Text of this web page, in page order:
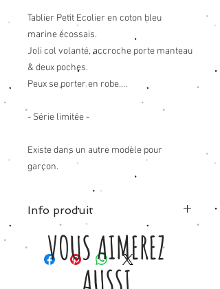
Tablier Petit Ecolier en coton bleu
marine écossais.
Joli col volanté, accroche porte manteau
& deux poches.
Peux se porter en robe....
- Série limitée -
Existe dans un autre modèle pour
garçon.
Info produit
Tissu:100% coton.
VOUS AIMEREZ